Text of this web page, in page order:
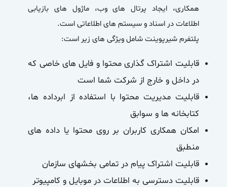
همکاری، ایجاد پرتال های وب، ماژول های بازیابی
اطلاعات در اسناد و سیستم های اطلاعاتی است.
پلتفرم شیرپوینت شامل ویژگی های زیر است:
قابلیت اشتراک گذاری محتوا و فایل های خاصی که
در داخل و خارج از شرکت شما است
قابلیت مدیریت محتوا با استفاده از ابرداده ها،
کتابخانه ها و سوابق
امکان همکاری کاربران بر روی محتوا یا داده های
منطبق
قابلیت اشتراک پیام در تمامی بخشهای سازمان
قابلیت دسترسی به اطلاعات در موبایل و کامپیوتر